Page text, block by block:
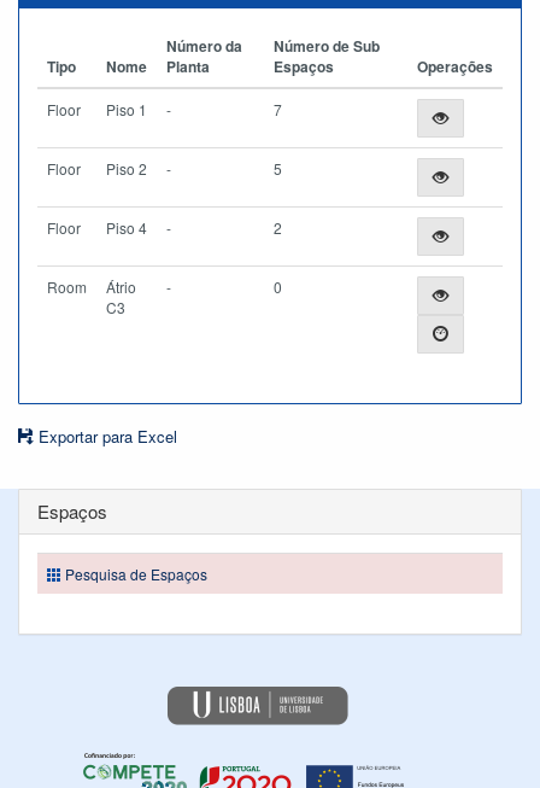
Tipo Nome
Número da
Planta
Número de Sub
Espaços
Operações
Floor Piso 1 - 7
Floor Piso 2 - 5
Floor Piso 4 - 2
Room
Átrio
C3
- 0
Exportar para Excel
Espaços
Pesquisa de Espaços